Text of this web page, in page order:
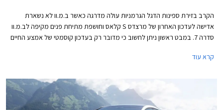
הקרב בזירת ספינות הדגל הגרמניות עולה מדרגה כאשר ב.מ.וו לא נשארת
אדישה לעדכון האחרון של מרצדס S קלאס וחושפת מתיחת פנים מקיפה לב.מ.וו
סדרה 7. במבט ראשון ניתן לחשוב כי מדובר רק בעדכון קוסמטי של אמצע החיים
אותה פגשנו בדגמים החשמליים הצעירים של המותג, אם כי שפת העיצוב
קרא עוד